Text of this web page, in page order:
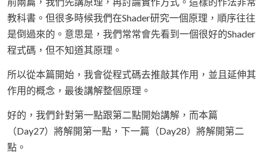
教科書。但很多時候我們在Shader研究一個原理，順序往往
是倒過來的。意思是，我們常常會先看到一個很好的Shader
程式碼，但不知道其原理。
所以從本篇開始，我會從程式碼去推敲其作用，並且延伸其
作用的概念，最後講解整個原理。
好的，我們針對第一點跟第二點開始講解，而本篇
（Day27）將解開第一點，下一篇（Day28）將解開第二
點。